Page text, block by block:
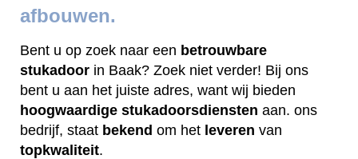
afbouwen.
Bent u op zoek naar een betrouwbare
stukadoor in Baak? Zoek niet verder! Bij ons
bent u aan het juiste adres, want wij bieden
hoogwaardige stukadoorsdiensten aan. ons
bedrijf, staat bekend om het leveren van
topkwaliteit.